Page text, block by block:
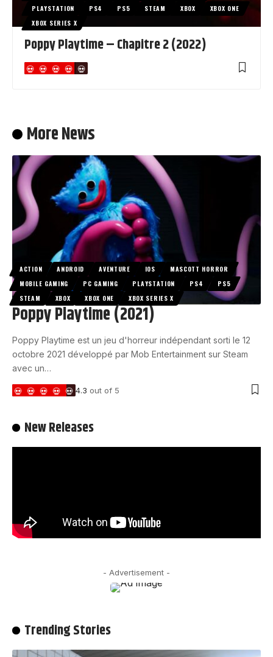
PLAYSTATION PS4 PS5 STEAM XBOX
XBOX ONE
XBOX SERIES X
Poppy Playtime – Chapitre 2 (2022)
New Releases
- Advertisement -
Trending Stories
More News
ACTION ANDROID AVENTURE IOS
MASCOTT HORROR
MOBILE GAMING
PC GAMING PLAYSTATION PS4
PS5
STEAM
XBOX XBOX ONE XBOX SERIES X
Poppy Playtime (2021)
Poppy Playtime est un jeu d'horreur indépendant sorti le 12
octobre 2021 développé par Mob Entertainment sur Steam
avec un…
4.3 out of 5